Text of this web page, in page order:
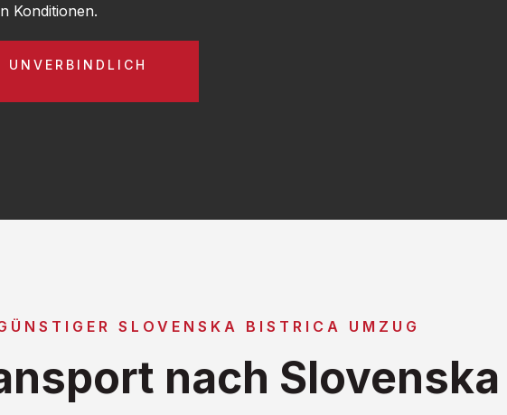
Konditionen.
UNVERBINDLICH
SLOVENSKA BISTRICA UMZUG
nach